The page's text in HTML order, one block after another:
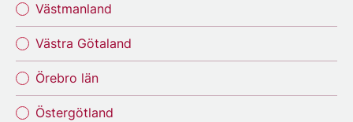
Västmanland
Västra Götaland
Örebro län
Östergötland